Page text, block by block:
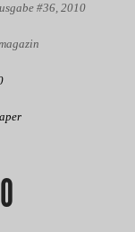
#36, 2010